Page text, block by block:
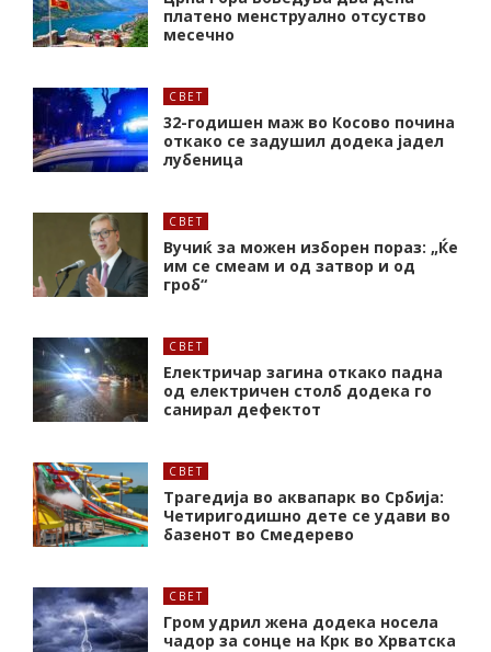
платено менструално отсуство
месечно
СВЕТ
32-годишен маж во Косово почина
откако се задушил додека јадел
лубеница
СВЕТ
Вучиќ за можен изборен пораз: „Ќе
им се смеам и од затвор и од
гроб“
СВЕТ
Електричар загина откако падна
од електричен столб додека го
санирал дефектот
СВЕТ
Трагедија во аквапарк во Србија:
Четиригодишно дете се удави во
базенот во Смедерево
СВЕТ
Гром удрил жена додека носела
чадор за сонце на Крк во Хрватска